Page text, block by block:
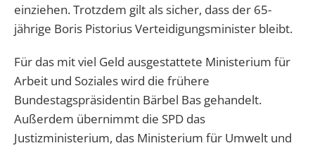
einziehen. Trotzdem gilt als sicher, dass der 65-
jährige Boris Pistorius Verteidigungsminister bleibt.
Für das mit viel Geld ausgestattete Ministerium für
Arbeit und Soziales wird die frühere
Bundestagspräsidentin Bärbel Bas gehandelt.
Außerdem übernimmt die SPD das
Justizministerium, das Ministerium für Umwelt und